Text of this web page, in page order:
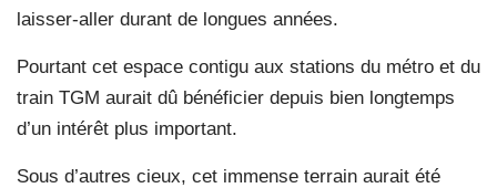
laisser-aller durant de longues années.
Pourtant cet espace contigu aux stations du métro et du
train TGM aurait dû bénéficier depuis bien longtemps
d’un intérêt plus important.
Sous d’autres cieux, cet immense terrain aurait été